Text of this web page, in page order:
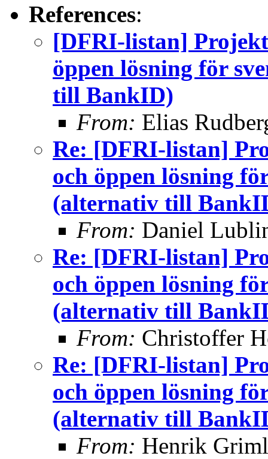
References:
[DFRI-listan]
öppen lösning för
till BankID)
From: Elias
Re: [DFRI-listan]
och öppen lösning
(alternativ till
From: Daniel
Re: [DFRI-listan]
och öppen lösning
(alternativ till
From: Christoffer
Re: [DFRI-listan]
och öppen lösning
(alternativ till
From: Henrik